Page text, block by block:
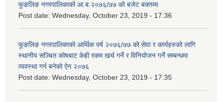
फुङलिङ नगरपालिकाको आ.ब.२०७६/७७ को बजेट बक्तब्य
Post date: Wednesday, October 23, 2019 - 17:36
फूङलिङ नगरपालिकाको आर्थिक वर्ष २०७६/७७ को सेवा र कार्यहरुको लागि
स्थानीय सञ्चित कोषबाट केही रकम खर्च गर्ने र विनियोजन गर्ने सम्बन्धमा
व्यवस्था गर्न बनेको ऐन २०७६
Post date: Wednesday, October 23, 2019 - 17:35